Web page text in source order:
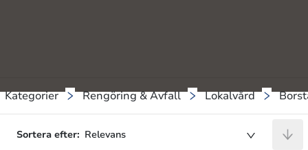
Kategorier Rengöring & Avfall Lokalvård
Sortera efter: Relevans